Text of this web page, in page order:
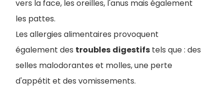
vers la face, les oreilles, l'anus mais également
les pattes.
Les allergies alimentaires provoquent
également des troubles digestifs tels que : des
selles malodorantes et molles, une perte
d'appétit et des vomissements.